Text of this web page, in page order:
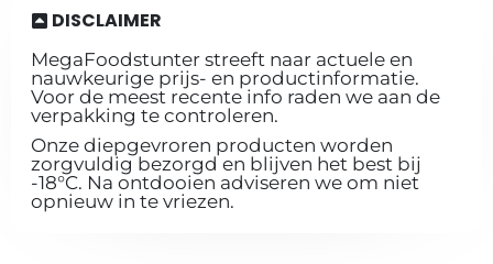
DISCLAIMER
MegaFoodstunter streeft naar actuele en
nauwkeurige prijs- en productinformatie.
Voor de meest recente info raden we aan de
verpakking te controleren.
Onze diepgevroren producten worden
zorgvuldig bezorgd en blijven het best bij
-18°C. Na ontdooien adviseren we om niet
opnieuw in te vriezen.